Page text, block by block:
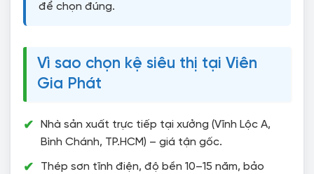
để chọn đúng.
Vì sao chọn kệ siêu thị tại Viên
Gia Phát
Nhà sản xuất trực tiếp tại xưởng (Vĩnh Lộc A,
Bình Chánh, TP.HCM) – giá tận gốc.
Thép sơn tĩnh điện, độ bền 10–15 năm, bảo